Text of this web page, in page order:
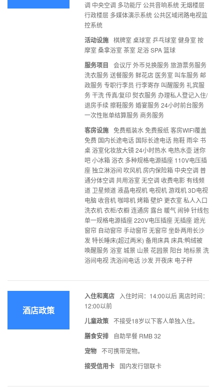
调 中央空调 多功能厅 公共音响系统 无烟楼层
行政楼层 多媒体演示系统 公共区域闭路电视监
控系统
活动设施 棋牌室 桌球室 乒乓球室 健身室 按
摩室 桑拿浴室 茶室 足浴 SPA 篮球
服务项目
会议厅 外币兑换服务 旅游票务服务
洗衣服务 送餐服务 鲜花店 医务室 叫车服务 邮
政服务 专职行李员 行李寄存 叫醒服务 礼宾服
务 干洗 传真/复印 熨衣服务 办理私人登记入住/
退房手续 擦鞋服务 婚宴服务 24小时前台服务
一次性账单结算服务 商务服务
客房设施 免费瓶装水 免费报纸 客房WIFI覆盖
免费 国内长途电话 国际长途电话 拖鞋 雨伞 书
桌 浴室化妆放大镜 24小时热水 电热水壶 迷你
吧 小冰箱 浴衣 多种规格电源插座 110V电压插
座 独立淋浴间 吹风机 房内保险箱 中央空调 普
通分体空调 共用浴室 无空调 收费电影 有线频
道 卫星频道 液晶电视机 电视机 游戏机 3D电视
电脑 收音机 咖啡机 烤箱 壁炉 更衣室 私人入口
洗衣机 衣柜/衣橱 连通房 露台 暖气 闹钟 针线包
单一规格电源插座 220V电压插座 无插座 遮光
窗帘 自动窗帘 手动窗帘 无窗帘 坐卧两用长沙
发 特长睡床(超过两米) 备用床具 床具:鸭绒被
唤醒服务 浴室 城景 山景 花园景 阳台 地标景 洗
浴间电视 洗浴间电话 沙发 开夜床 电子秤
酒店政策
入住和离店
入住时间：14:00以后 离店时间：
12:00以前
儿童政策 不接受18岁以下客人单独入住。
膳食安排 自助早餐 RMB 32
宠物 不可携带宠物。
接受信用卡 国内发行银联卡